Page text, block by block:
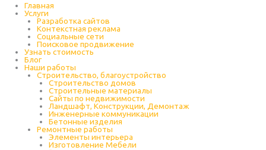
Главная
Услуги
Разработка сайтов
Контекстная реклама
Социальные сети
Поисковое продвижение
Узнать стоимость
Блог
Наши работы
Строительство, благоустройство
Строительство домов
Строительные материалы
Сайты по недвижимости
Ландшафт, Конструкции, Демонтаж
Инженерные коммуникации
Бетонные изделия
Ремонтные работы
Элементы интерьера
Изготовление Мебели